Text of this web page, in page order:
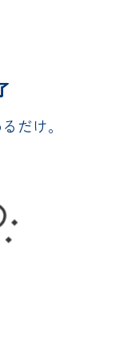
だけ。